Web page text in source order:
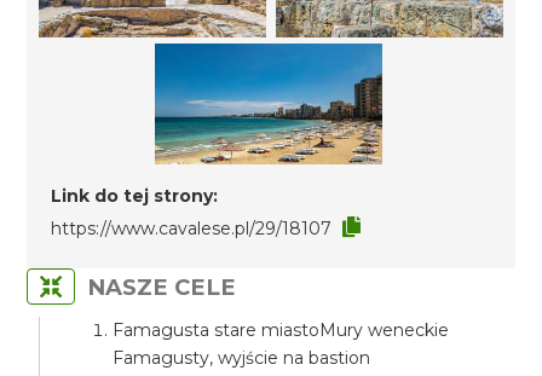
Link do tej strony:
https://www.cavalese.pl/29/18107
NASZE CELE
Famagusta stare miastoMury weneckie
Famagusty, wyjście na bastion